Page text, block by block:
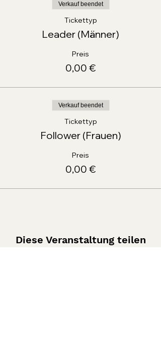
Verkauf beendet
Tickettyp
Leader (Männer)
Preis
0,00 €
Verkauf beendet
Tickettyp
Follower (Frauen)
Preis
0,00 €
Diese Veranstaltung teilen